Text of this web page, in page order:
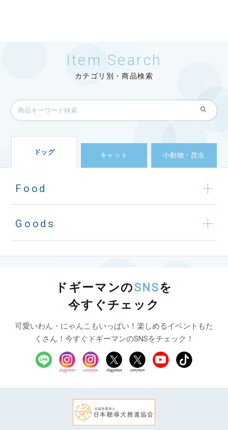
Item Search
カテゴリ別・商品検索
ドッグ キャット 小動物・昆虫
Food
Goods
ドギーマンのSNSを
今すぐチェック
可愛いわん・にゃんこもいっぱい！楽しめるイベントもた
くさん！今すぐドギーマンのSNSをチェック！